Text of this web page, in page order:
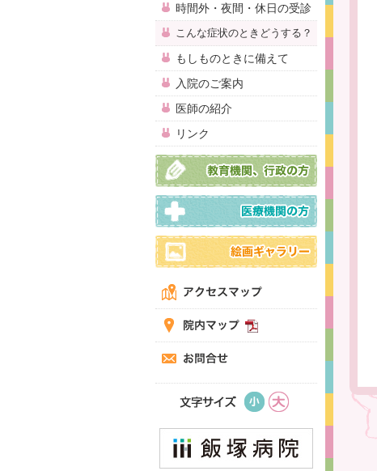
時間外・夜間・休日の受診
こんな症状のときどうする？
もしものときに備えて
入院のご案内
医師の紹介
リンク